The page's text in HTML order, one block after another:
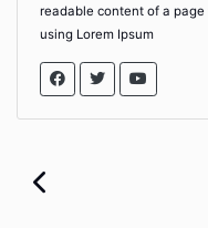
readable content of a
using Lorem Ipsum